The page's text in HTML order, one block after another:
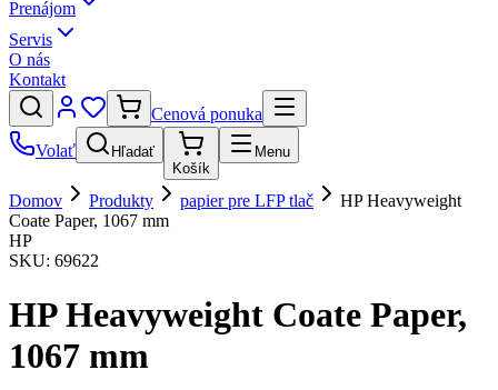
Prenájom
Servis
O nás
Kontakt
Cenová ponuka
Volať
Hľadať
Košík
Menu
Domov Produkty papier pre LFP tlač
HP Heavyweight
Coate Paper, 1067 mm
HP
SKU: 69622
HP Heavyweight Coate Paper,
1067 mm